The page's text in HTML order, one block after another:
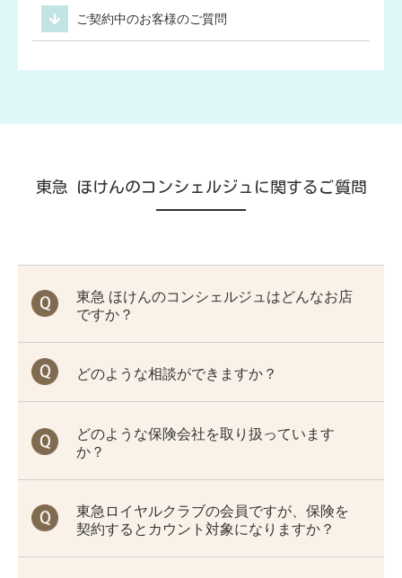
ご契約中のお客様のご質問
東急 ほけんのコンシェルジュに関するご質問
東急 ほけんのコンシェルジュはどんなお店
ですか？
どのような相談ができますか？
どのような保険会社を取り扱っています
か？
東急ロイヤルクラブの会員ですが、保険を
契約するとカウント対象になりますか？